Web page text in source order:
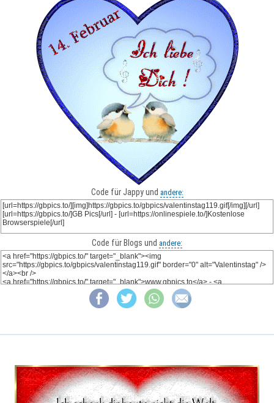
Code für Jappy und andere:
Code für Blogs und andere: